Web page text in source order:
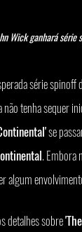
Wick ganhará
série spinoff
não tenha sequer
se
. Embora
algum
detalhes sobre